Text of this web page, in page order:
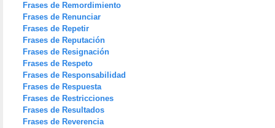
Frases de Remordimiento
Frases de Renunciar
Frases de Repetir
Frases de Reputación
Frases de Resignación
Frases de Respeto
Frases de Responsabilidad
Frases de Respuesta
Frases de Restricciones
Frases de Resultados
Frases de Reverencia